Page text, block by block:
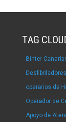
TAG
Binter
operarios de
Operador de
Apoyo de